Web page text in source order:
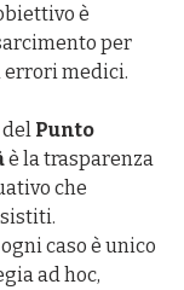
è
per
errori medici.
Punto
è la trasparenza
che
caso è unico
ad hoc,